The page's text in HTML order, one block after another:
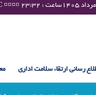
رسانی ارتقاء سلامت اداری